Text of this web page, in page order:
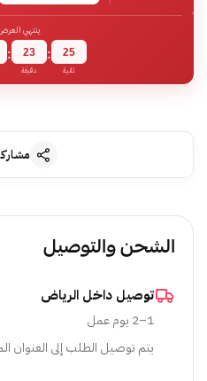
ينتهي
: 23
دقيقة
: 24
ثانية
الشحن والتوصيل
توصيل داخل الرياض
1–2 يوم عمل
يتم توصيل الطلب إلى العنوان